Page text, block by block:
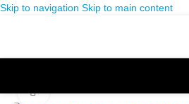
Skip to navigation Skip to main content
Click to enlarge